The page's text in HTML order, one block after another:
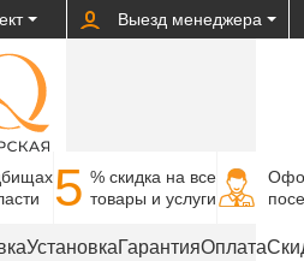
Выезд менеджера
5 % cкидка на все
товары и услуги
УстановкаГарантияОплата